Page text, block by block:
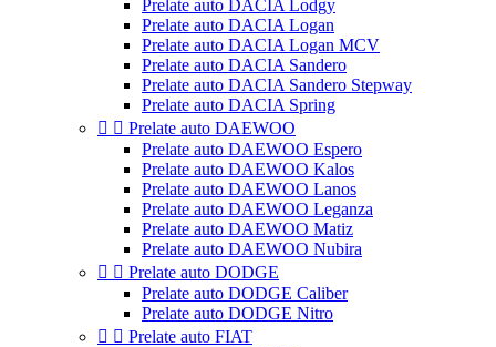
Prelate auto DACIA Lodgy
Prelate auto DACIA Logan
Prelate auto DACIA Logan MCV
Prelate auto DACIA Sandero
Prelate auto DACIA Sandero Stepway
Prelate auto DACIA Spring
  Prelate auto DAEWOO
Prelate auto DAEWOO Espero
Prelate auto DAEWOO Kalos
Prelate auto DAEWOO Lanos
Prelate auto DAEWOO Leganza
Prelate auto DAEWOO Matiz
Prelate auto DAEWOO Nubira
  Prelate auto DODGE
Prelate auto DODGE Caliber
Prelate auto DODGE Nitro
  Prelate auto FIAT